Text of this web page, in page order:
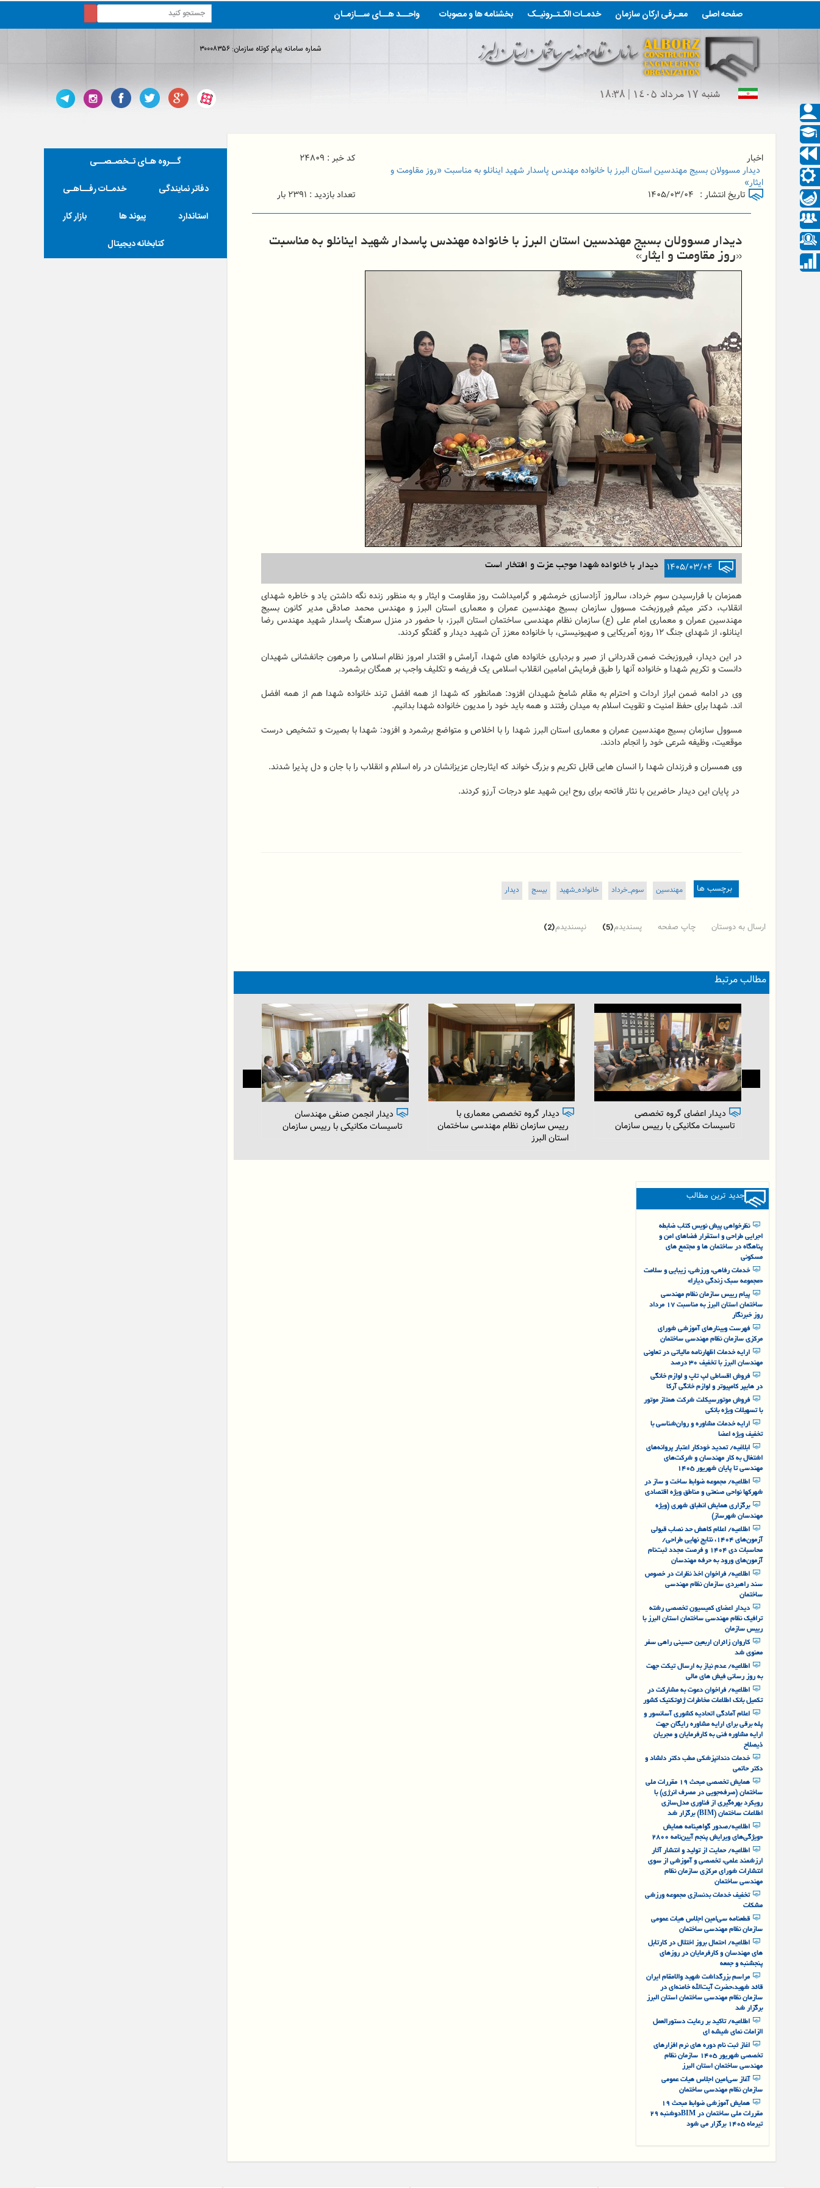
صفحه اصلی معـرفی ارکان سازمان خدمـات الکـتـرونیـک بخشنامه ها و مصوبات واحــد هــای ســازمـان
شماره سامانه پیام کوتاه سازمان: ۳۰۰۰۸۳۵۶
شنبه ۱۷ مرداد ۱۴۰۵ | ۱۸:۳۸
اخبار
دیدار مسوولان بسیج مهندسین استان البرز با خانواده مهندس پاسدار شهید اینانلو به مناسبت «روز مقاومت و
ایثار»
کد خبر : ۲۴۸۰۹
تاریخ انتشار : ۱۴۰۵/۰۳/۰۴ تعداد بازدید : ۲۳۹۱ بار
دیدار مسوولان بسیج مهندسین استان البرز با خانواده مهندس پاسدار شهید اینانلو به مناسبت
«روز مقاومت و ایثار»
۱۴۰۵/۰۳/۰۴ دیدار با خانواده شهدا موجب عزت و افتخار است
همزمان با فرارسیدن سوم خرداد، سالروز آزادسازی خرمشهر و گرامیداشت روز مقاومت و ایثار و به منظور زنده نگه داشتن یاد و خاطره شهدای
انقلاب، دکتر میثم فیروزبخت مسوول سازمان بسیج مهندسین عمران و معماری استان البرز و مهندس محمد صادقی مدیر کانون بسیج
مهندسین عمران و معماری امام علی (ع) سازمان نظام مهندسی ساختمان استان البرز، با حضور در منزل سرهنگ پاسدار شهید مهندس رضا
اینانلو، از شهدای جنگ ۱۲ روزه آمریکایی و صهیونیستی، با خانواده معزز آن شهید دیدار و گفتگو کردند.
در این دیدار، فیروزبخت ضمن قدردانی از صبر و بردباری خانواده های شهدا، آرامش و اقتدار امروز نظام اسلامی را مرهون جانفشانی شهیدان
دانست و تکریم شهدا و خانواده آنها را طبق فرمایش امامین انقلاب اسلامی یک فریضه و تکلیف واجب بر همگان برشمرد.
وی در ادامه ضمن ابراز اردات و احترام به مقام شامخ شهیدان افزود: همانطور که شهدا از همه افضل ترند خانواده شهدا هم از همه افضل
اند. شهدا برای حفظ امنیت و تقویت اسلام به میدان رفتند و همه باید خود را مدیون خانواده شهدا بدانیم.
مسوول سازمان بسیج مهندسین عمران و معماری استان البرز شهدا را با اخلاص و متواضع برشمرد و افزود: شهدا با بصیرت و تشخیص درست
موقعیت، وظیفه شرعی خود را انجام دادند.
وی همسران و فرزندان شهدا را انسان هایی قابل تکریم و بزرگ خواند که ایثارجان عزیزانشان در راه اسلام و انقلاب را با جان و دل پذیرا شدند.
در پایان این دیدار حاضرین با نثار فاتحه برای روح این شهید علو درجات آرزو کردند.
برچسب ها مهندسین سوم_خرداد خانواده_شهید بیسج دیدار
ارسال به دوستان چاپ صفحه پسندیدم(5) نپسندیدم(2)
مطالب مرتبط
دیدار انجمن صنفی مهندسان برق
استان البرز با رییس سازمان نظام
استاندار البرز رعایت مقررات ملی
ساختمان را از الزامات توسعه پایدار
شهری دانست
دیدار اعضای کمیسیون تخصصی
جدید ترین مطالب
نظرخواهی پیش نویس کتاب ضابطه
اجرایی طراحی و استقرار فضاهای امن و
پناهگاه در ساختمان ها و مجتمع های
مسکونی
خدمات رفاهی، ورزشی، زیبایی و سلامت
«مجموعه سبک زندگی دیارا»
پیام رییس سازمان نظام مهندسی
روز خبرنگار
فهرست وبینارهای آموزشی شورای
مرکزی سازمان نظام مهندسی ساختمان
ارایه خدمات اظهارنامه مالیاتی در تعاونی
مهندسان البرز با تخفیف ۳۰ درصد
فروش اقساطی لپ تاپ و لوازم خانگی
در هایپر کامپیوتر و لوازم خانگی آرکا
فروش موتورسیکلت شرکت همتاز موتور
با تسهیلات ویژه بانکی
ارایه خدمات مشاوره و روان‌شناسی با
تخفیف ویژه اعضا
ابلاغیه/ تمدید خودکار اعتبار پروانه‌های
اشتغال به کار مهندسان و شرکت‌های
مهندسی تا پایان شهریور ۱۴۰۵
اطلاعیه/ مجموعه ضوابط ساخت و ساز در
شهرکها نواحی صنعتی و مناطق ویژه اقتصادی
برگزاری همایش انطباق شهری (ویژه
مهندسان شهرساز)
اطلاعیه/ اعلام کاهش حد نصاب قبولی
آزمون‌های ۱۴۰۴، نتایج نهایی طراحی/
محاسبات دی ۱۴۰۴ و فرصت مجدد ثبت‌نام
آزمون‌های ورود به حرفه مهندسان
اطلاعیه/ فراخوان اخذ نظرات در خصوص
سند راهبردی سازمان نظام مهندسی
ساختمان
دیدار اعضای کمیسیون تخصصی رشته
ترافیک نظام مهندسی ساختمان استان البرز با
رییس سازمان
کاروان زائران اربعین حسینی راهی سفر
معنوی شد
اطلاعیه/ عدم نیاز به ارسال تیکت جهت
به روز رسانی فیش های مالی
اطلاعیه/ فراخوان دعوت به مشارکت در
تکمیل بانک اطلاعات مخاطرات ژئوتکنیک کشور
اعلام آمادگی اتحادیه کشوری آسانسور و
پله برقی برای ارایه مشاوره رایگان جهت
ارایه مشاوره فنی به کارفرمایان و مجریان
ذیصلاح
خدمات دندانپزشکی مطب دکتر دلشاد و
دکتر حاتمی
همایش تخصصی مبحث ۱۹ مقررات ملی
ساختمان (صرفه‌جویی در مصرف انرژی) با
رویکرد بهره‌گیری از فناوری مدل‌سازی
اطلاعات ساختمان (BIM) برگزار شد
اطلاعیه/صدور گواهینامه همایش
«ویژگی‌های ویرایش پنجم آیین‌نامه ۲۸۰۰
اطلاعیه/ حمایت از تولید و انتشار آثار
ارزشمند علمی، تخصصی و آموزشی از سوی
انتشارات شورای مرکزی سازمان نظام
مهندسی ساختمان
تخفیف خدمات بدنسازی مجموعه ورزشی
مشکات
قطعنامه سی‌امین اجلاس هیات عمومی
سازمان نظام مهندسی ساختمان
اطلاعیه/ احتمال بروز اختلال در کارتابل
های مهندسان و کارفرمایان در روزهای
پنجشنبه و جمعه
مراسم بزرگداشت شهید والامقام ایران
قائد شهید،‌‌حضرت آیت‌الله خامنه‌ای در
سازمان نظام مهندسی ساختمان استان البرز
برگزار شد
اطلاعیه/ تاکید بر رعایت دستورالعمل
الزامات نمای شیشه ای
اغاز ثبت نام دوره های نرم افزارهای
تخصصی شهریور ۱۴۰۵ سازمان نظام
مهندسی ساختمان استان البرز
آغاز سی‌امین اجلاس هیات عمومی
سازمان نظام مهندسی ساختمان
همایش آموزشی ضوابط مبحث ۱۹
گــروه هـای تـخصـصــی
دفاتر نمایندگی
خدمـات رفــاهـی
استاندارد
پیوند ها
بازار کار
کتابخانه دیجیتال